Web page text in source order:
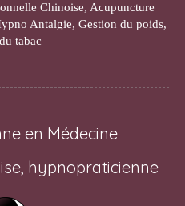
Chinoise, Acupuncture
Antalgie, Gestion du poids,
tabac
en Médecine
hypnopraticienne